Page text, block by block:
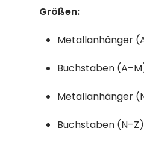
Größen:
Metallanhänger
Buchstaben
Metallanhänger
Buchstaben